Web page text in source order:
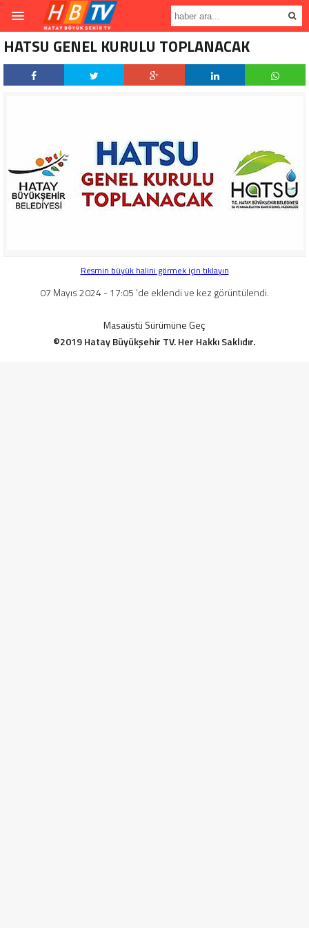
HATSU GENEL KURULU TOPLANACAK
Resmin büyük halini görmek için tıklayın
07 Mayıs 2024 - 17:05 'de eklendi ve kez görüntülendi.
Masaüstü Sürümüne Geç
©2019 Hatay Büyükşehir TV. Her Hakkı Saklıdır.